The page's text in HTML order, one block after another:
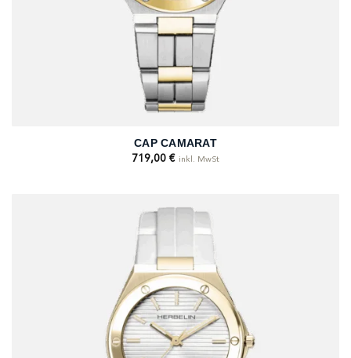
CAP CAMARAT
719,00 € inkl. MwSt